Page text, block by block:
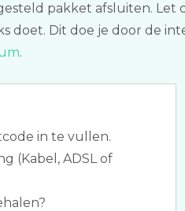
pakket afsluiten.
doet. Dit doe je door de
.
in te vullen.
(Kabel, ADSL of